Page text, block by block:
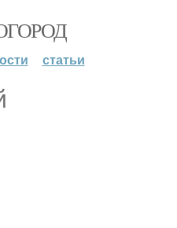
статьи